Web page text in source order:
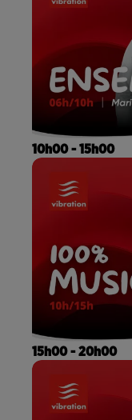
10h00 - 15h00
15h00 - 20h00